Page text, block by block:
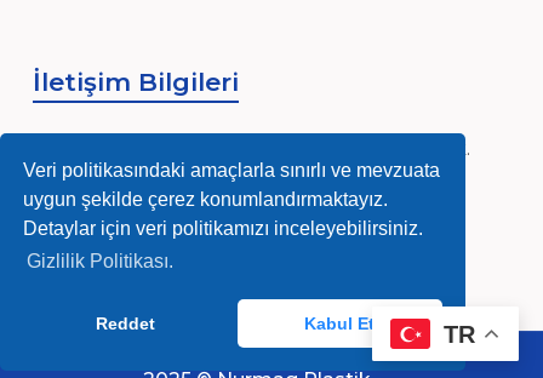
Veri politikasındaki amaçlarla sınırlı ve mevzuata
uygun şekilde çerez konumlandırmaktayız.
Detaylar için veri politikamızı inceleyebilirsiniz.
Gizlilik Politikası.
Reddet Kabul Et
İletişim Bilgileri
Sanayi, Sanayi Mh, Ensar Cad, Hidayet Sk.
No:4, 34906 Pendik/İstanbul
info@nurmag.com
(0216) 378 84 92-93
TR